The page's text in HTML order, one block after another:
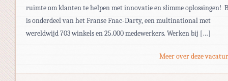
ruimte om klanten te helpen met innovatie en slimme oplossingen!
is onderdeel van het Franse Fnac-Darty, een multinational met
wereldwijd 703 winkels en 25.000 medewerkers. Werken bij […]
Meer over deze